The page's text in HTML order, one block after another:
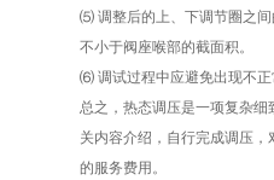
⑸ 调整后的上、下调节圈之间
不小于阀座喉部的截面积。
⑹ 调试过程中应避免出现不
总之，热态调压是一项复杂
关内容介绍，自行完成调压
的服务费用。